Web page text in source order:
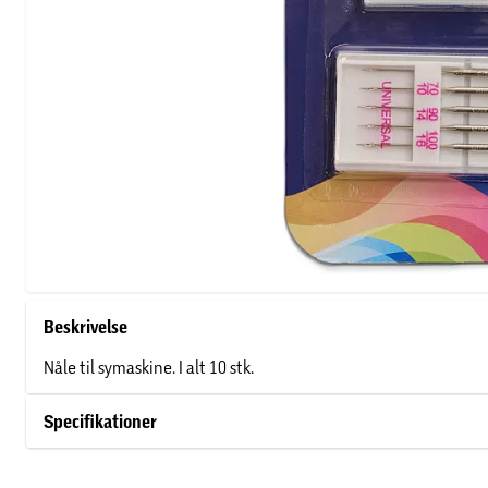
Beskrivelse
Nåle til symaskine. I alt 10 stk.
Specifikationer